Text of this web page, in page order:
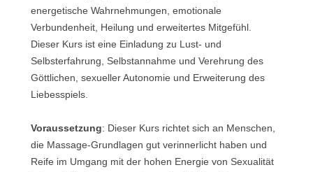
energetische Wahrnehmungen, emotionale
Verbundenheit, Heilung und erweitertes Mitgefühl.
Dieser Kurs ist eine Einladung zu Lust- und
Selbsterfahrung, Selbstannahme und Verehrung des
Göttlichen, sexueller Autonomie und Erweiterung des
Liebesspiels.
Voraussetzung: Dieser Kurs richtet sich an Menschen,
die Massage-Grundlagen gut verinnerlicht haben und
Reife im Umgang mit der hohen Energie von Sexualität